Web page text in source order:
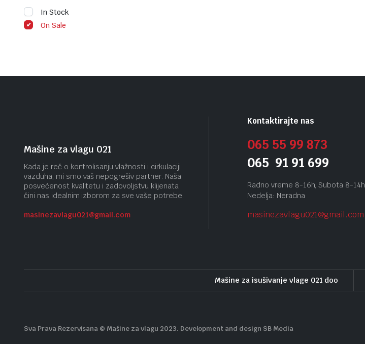
In Stock
On Sale
Mašine za vlagu 021
Kada je reč o kontrolisanju vlažnosti i cirkulaciji
vazduha, mi smo vaš nepogrešiv partner. Naša
posvećenost kvalitetu i zadovoljstvu klijenata
čini nas idealnim izborom za sve vaše potrebe.
masinezavlagu021@gmail.com
Kontaktirajte nas
065 55 99 873
065 91 91 699
Radno vreme 8-16h, Subota 8-14h
Nedelja: Neradna
masinezavlagu021@gmail.com
Mašine za isušivanje vlage 021 doo
Sva Prava Rezervisana © Mašine za vlagu 2023. Development and design SB Media